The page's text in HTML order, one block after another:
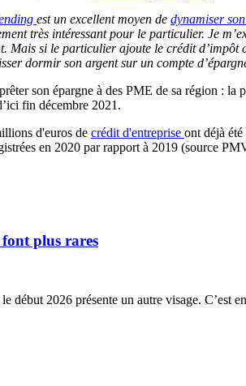
est un excellent moyen de dynamiser
très intéressant pour le particulier. Je
Mais si le particulier ajoute le crédit d’impôt
dormir son argent sur un compte
son épargne à des PME de sa région : la
fin décembre 2021.
d'euros de crédit d'entreprise ont déjà
en 2020 par rapport à 2019 (source
plus rares
2026 présente un autre visage. C’est